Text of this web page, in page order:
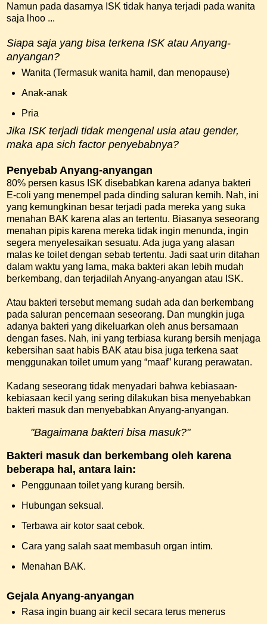
Namun pada dasarnya ISK tidak hanya terjadi pada wanita
saja lhoo ...
Siapa saja yang bisa terkena ISK atau Anyang-
anyangan?
Wanita (Termasuk wanita hamil, dan menopause)
Anak-anak
Pria
Jika ISK terjadi tidak mengenal usia atau gender,
maka apa sich factor penyebabnya?
Penyebab Anyang-anyangan
80% persen kasus ISK disebabkan karena adanya bakteri
E-coli yang menempel pada dinding saluran kemih. Nah, ini
yang kemungkinan besar terjadi pada mereka yang suka
menahan BAK karena alas an tertentu. Biasanya seseorang
menahan pipis karena mereka tidak ingin menunda, ingin
segera menyelesaikan sesuatu. Ada juga yang alasan
malas ke toilet dengan sebab tertentu. Jadi saat urin ditahan
dalam waktu yang lama, maka bakteri akan lebih mudah
berkembang, dan terjadilah Anyang-anyangan atau ISK.
Atau bakteri tersebut memang sudah ada dan berkembang
pada saluran pencernaan seseorang. Dan mungkin juga
adanya bakteri yang dikeluarkan oleh anus bersamaan
dengan fases. Nah, ini yang terbiasa kurang bersih menjaga
kebersihan saat habis BAK atau bisa juga terkena saat
menggunakan toilet umum yang “maaf” kurang perawatan.
Kadang seseorang tidak menyadari bahwa kebiasaan-
kebiasaan kecil yang sering dilakukan bisa menyebabkan
bakteri masuk dan menyebabkan Anyang-anyangan.
"Bagaimana bakteri bisa masuk?"
Bakteri masuk dan berkembang oleh karena
beberapa hal, antara lain:
Penggunaan toilet yang kurang bersih.
Hubungan seksual.
Terbawa air kotor saat cebok.
Cara yang salah saat membasuh organ intim.
Menahan BAK.
Gejala Anyang-anyangan
Rasa ingin buang air kecil secara terus menerus